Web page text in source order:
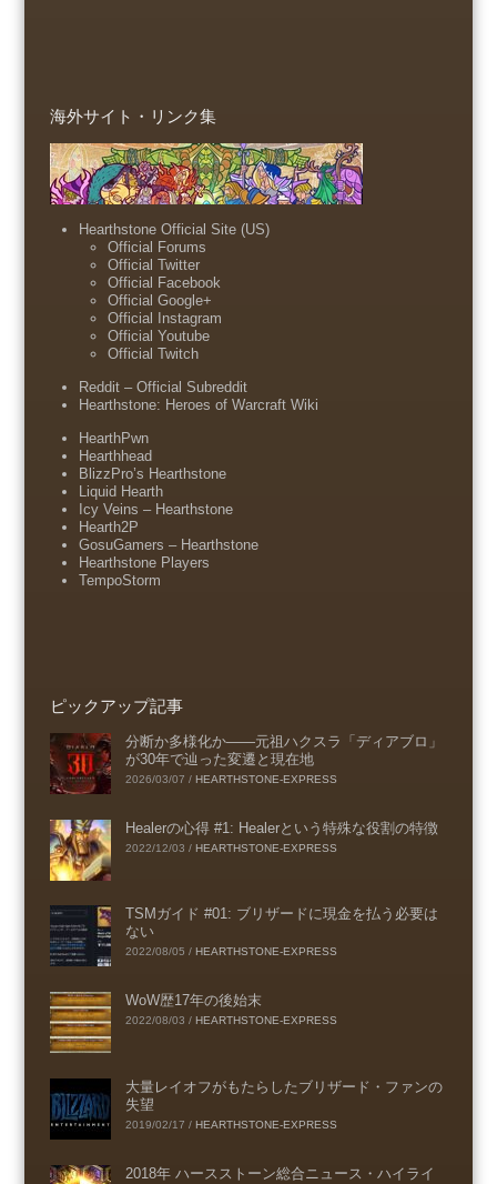
海外サイト・リンク集
Hearthstone Official Site (US)
Official Forums
Official Twitter
Official Facebook
Official Google+
Official Instagram
Official Youtube
Official Twitch
Reddit – Official Subreddit
Hearthstone: Heroes of Warcraft Wiki
HearthPwn
Hearthhead
BlizzPro’s Hearthstone
Liquid Hearth
Icy Veins – Hearthstone
Hearth2P
GosuGamers – Hearthstone
Hearthstone Players
TempoStorm
ピックアップ記事
分断か多様化か――元祖ハクスラ「ディアブロ」
が30年で辿った変遷と現在地
2026/03/07 / HEARTHSTONE-EXPRESS
Healerの心得 #1: Healerという特殊な役割の特徴
2022/12/03 / HEARTHSTONE-EXPRESS
TSMガイド #01: ブリザードに現金を払う必要は
ない
2022/08/05 / HEARTHSTONE-EXPRESS
WoW歴17年の後始末
2022/08/03 / HEARTHSTONE-EXPRESS
大量レイオフがもたらしたブリザード・ファンの
失望
2019/02/17 / HEARTHSTONE-EXPRESS
2018年 ハースストーン総合ニュース・ハイライ